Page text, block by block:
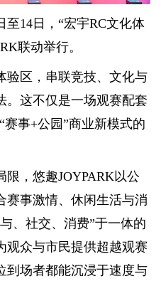
至14日，“宏宇RC文化体
联动举行。
验区，串联竞技、文化与
。这不仅是一场观赛配套
赛事+公园”商业新模式的
，悠趣JOYPARK以公
赛事激情、休闲生活与消
、社交、消费”于一体的
观众与市民提供超越观赛
到场者都能沉浸于速度与